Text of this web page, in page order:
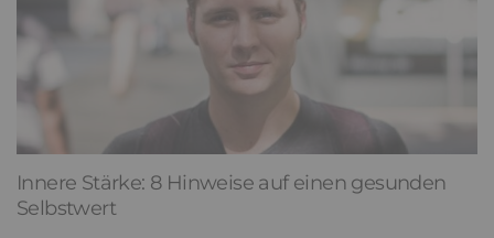
Innere Stärke: 8 Hinweise auf einen gesunden
Selbstwert